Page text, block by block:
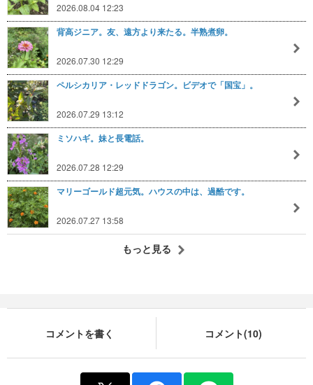
2026.08.04 12:23
背高ジニア。友、遠方より来たる。半熟煮卵。
2026.07.30 12:29
ペルシカリア・レッドドラゴン。ビデオで「国宝」。
2026.07.29 13:12
ミソハギ。妹と長電話。
2026.07.28 12:29
マリーゴールド超元気。ハウスの中は、過酷です。
2026.07.27 13:58
もっと見る
コメントを書く コメント(10)